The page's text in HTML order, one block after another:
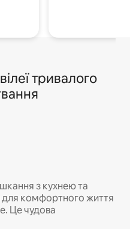
тривалого
з кухнею та
комфортного життя
Це чудова